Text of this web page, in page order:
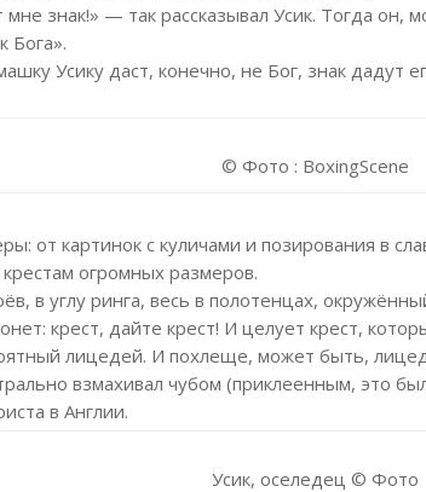
мне знак!» — так рассказывал Усик. Тогда он,
Бога».
Усику даст, конечно, не Бог, знак дадут
© Фото : BoxingScene
от картинок с куличами и позирования в
огромных размеров.
в углу ринга, весь в полотенцах,
крест, дайте крест! И целует крест,
лицедей. И похлеще, может быть,
взмахивал чубом (приклеенным, это
в Англии.
Усик, оселедец © Фото